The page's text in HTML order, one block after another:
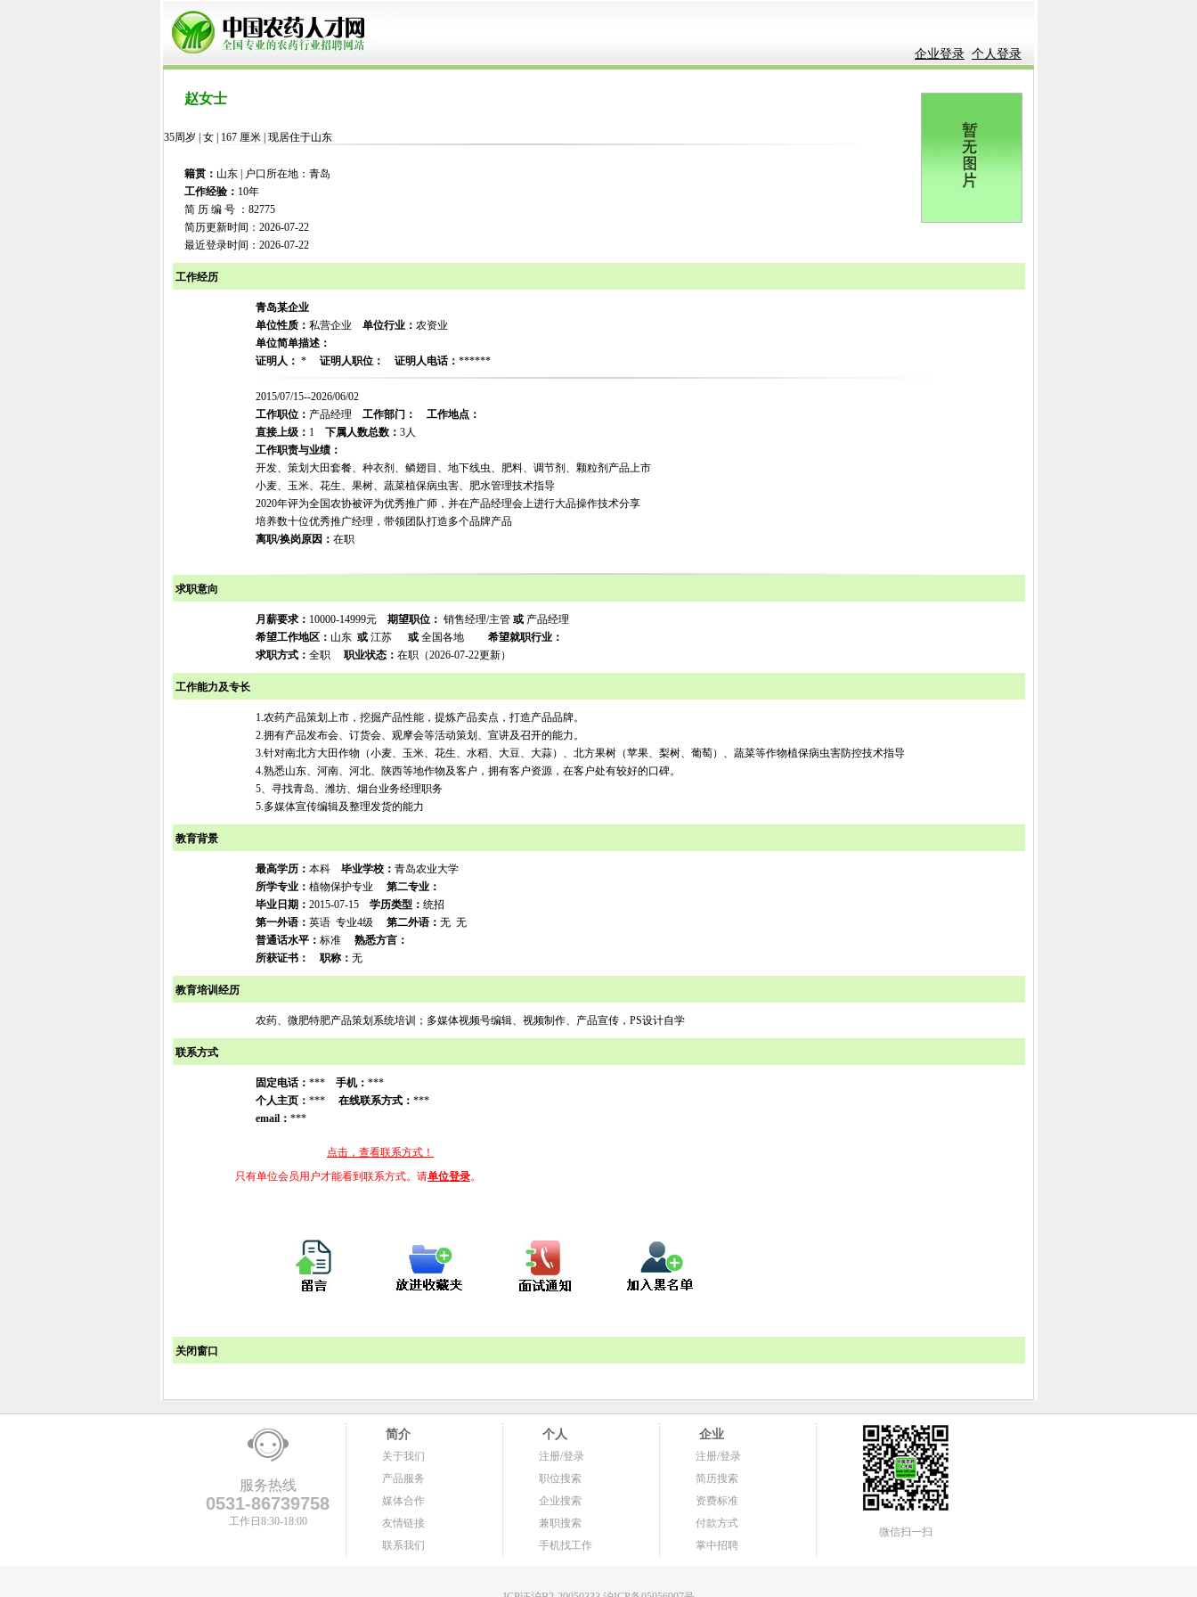
企业登录 个人登录
赵女士
35周岁 | 女 | 167 厘米 | 现居住于山东
籍贯： 山东 | 户口所在地：青岛
工作经验： 10年
简 历 编 号 ：82775
简历更新时间：2026-07-22
最近登录时间：2026-07-22
工作经历
青岛某企业
单位性质： 私营企业 单位行业： 农资业
单位简单描述：
证明人： * 证明人职位： 证明人电话： ******
2015/07/15--2026/06/02
工作职位： 产品经理 工作部门：
工作地点：
直接上级： 1 下属人数总数： 3人
工作职责与业绩：
开发、策划大田套餐、种衣剂、鳞翅目、地下线虫、肥料、调节剂、颗粒剂产品上市
小麦、玉米、花生、果树、蔬菜植保病虫害、肥水管理技术指导
2020年评为全国农协被评为优秀推广师，并在产品经理会上进行大品操作技术分享
培养数十位优秀推广经理，带领团队打造多个品牌产品
离职/换岗原因： 在职
求职意向
月薪要求： 10000-14999元 期望职位： 销售经理/主管 或 产品经理
希望工作地区： 山东 或 江苏 或 全国各地 希望就职行业：
求职方式： 全职 职业状态： 在职（2026-07-22更新）
工作能力及专长
1.农药产品策划上市，挖掘产品性能，提炼产品卖点，打造产品品牌。
2.拥有产品发布会、订货会、观摩会等活动策划、宣讲及召开的能力。
3.针对南北方大田作物（小麦、玉米、花生、水稻、大豆、大蒜）、北方果树（苹果、梨树、葡萄）、蔬菜等作物植保病虫害防控技术指导
4.熟悉山东、河南、河北、陕西等地作物及客户，拥有客户资源，在客户处有较好的口碑。
5、寻找青岛、潍坊、烟台业务经理职务
5.多媒体宣传编辑及整理发货的能力
教育背景
最高学历： 本科 毕业学校： 青岛农业大学
所学专业： 植物保护专业 第二专业：
毕业日期： 2015-07-15 学历类型： 统招
第一外语： 英语 专业4级 第二外语： 无 无
普通话水平： 标准 熟悉方言：
所获证书：
职称： 无
教育培训经历
农药、微肥特肥产品策划系统培训；多媒体视频号编辑、视频制作、产品宣传，PS设计自学
联系方式
固定电话： *** 手机： ***
个人主页： *** 在线联系方式： ***
email： ***
点击，查看联系方式！
只有单位会员用户才能看到联系方式。请单位登录。
关闭窗口
服务热线
0531-86739758
工作日8:30-18:00
简介
关于我们
产品服务
媒体合作
友情链接
联系我们
个人
注册/登录
职位搜索
企业搜索
兼职搜索
手机找工作
企业
注册/登录
简历搜索
资费标准
付款方式
掌中招聘
微信扫一扫